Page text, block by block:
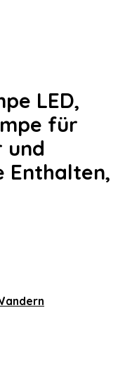
LED,
für
und
Enthalten,